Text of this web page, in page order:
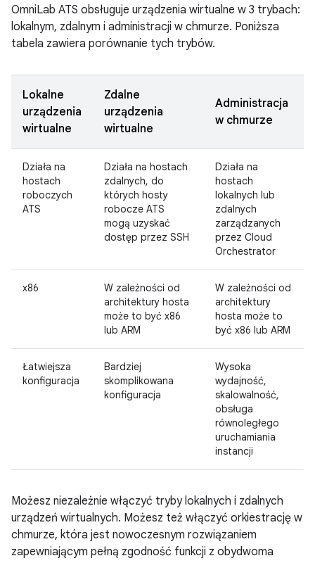
OmniLab ATS obsługuje urządzenia wirtualne w 3 trybach:
lokalnym, zdalnym i administracji w chmurze. Poniższa
tabela zawiera porównanie tych trybów.
Lokalne
urządzenia
wirtualne
Zdalne
urządzenia
wirtualne
Administracja
w chmurze
Działa na
hostach
roboczych
ATS
Działa na hostach
zdalnych, do
których hosty
robocze ATS
mogą uzyskać
dostęp przez SSH
Działa na
hostach
lokalnych lub
zdalnych
zarządzanych
przez Cloud
Orchestrator
x86
W zależności od
architektury hosta
może to być x86
lub ARM
W zależności od
architektury
hosta może to
być x86 lub ARM
Łatwiejsza
konfiguracja
Bardziej
skomplikowana
konfiguracja
Wysoka
wydajność,
skalowalność,
obsługa
równoległego
uruchamiania
instancji
Możesz niezależnie włączyć tryby lokalnych i zdalnych
urządzeń wirtualnych. Możesz też włączyć orkiestrację w
chmurze, która jest nowoczesnym rozwiązaniem
zapewniającym pełną zgodność funkcji z obydwoma